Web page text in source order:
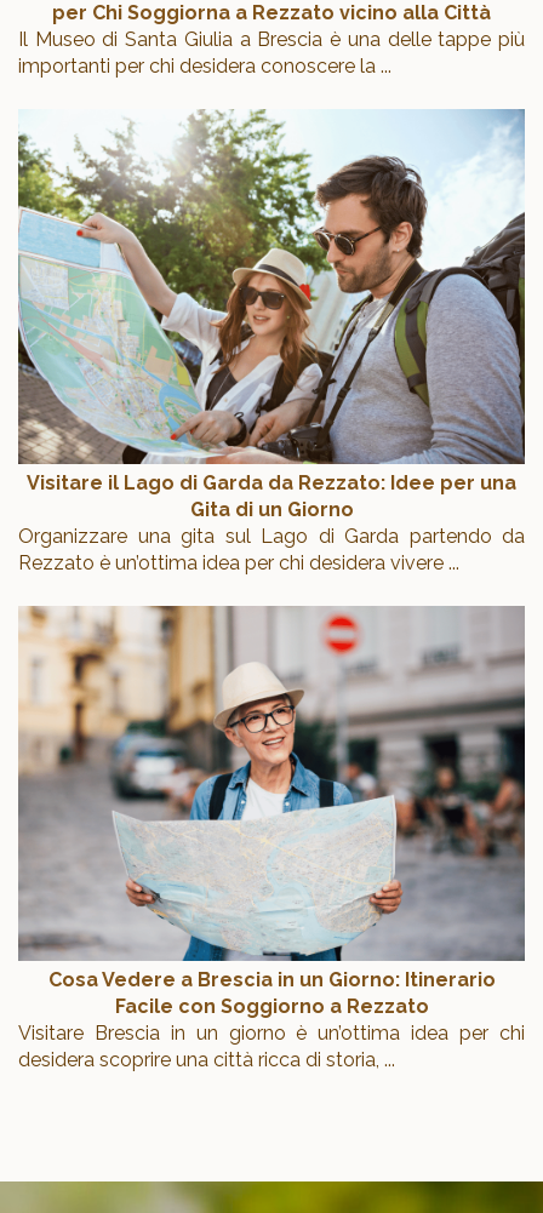
per Chi Soggiorna a Rezzato vicino alla Città
Il Museo di Santa Giulia a Brescia è una delle tappe più
importanti per chi desidera conoscere la ...
Visitare il Lago di Garda da Rezzato: Idee per una
Gita di un Giorno
Organizzare una gita sul Lago di Garda partendo da
Rezzato è un’ottima idea per chi desidera vivere ...
Cosa Vedere a Brescia in un Giorno: Itinerario
Facile con Soggiorno a Rezzato
Visitare Brescia in un giorno è un’ottima idea per chi
desidera scoprire una città ricca di storia, ...